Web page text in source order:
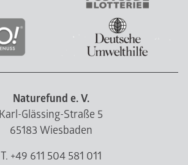
Naturefund e. V.
Karl-Glässing-Straße 5
65183 Wiesbaden
T. +49 611 504 581 011